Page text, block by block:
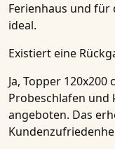
Ferienhaus und für
ideal.
Existiert eine
Ja, Topper
Probeschlafen und
angeboten. Das